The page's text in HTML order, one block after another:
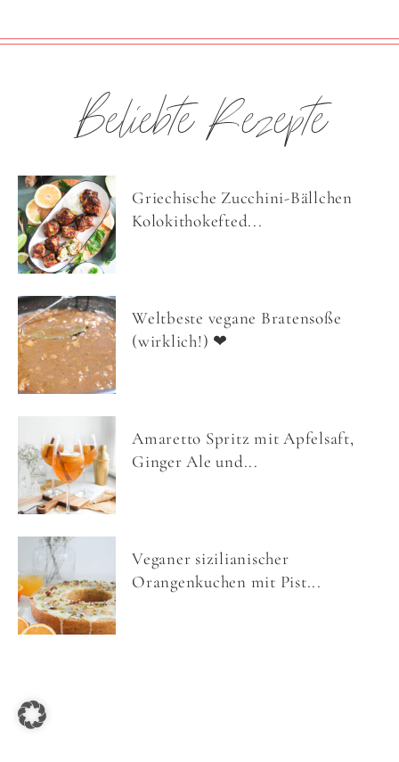
Beliebte Rezepte
Griechische Zucchini-Bällchen
Kolokithokefted...
Weltbeste vegane Bratensoße
(wirklich!) ❤
Amaretto Spritz mit Apfelsaft,
Ginger Ale und...
Veganer sizilianischer
Orangenkuchen mit Pist...